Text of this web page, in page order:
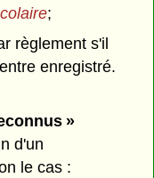
;
règlement s'il
enregistré.
»
d'un
le cas :